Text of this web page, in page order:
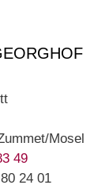
Mosel
49
24 01